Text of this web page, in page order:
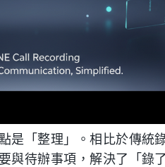
是「整理」。相比於傳統
與待辦事項，解決了「錄